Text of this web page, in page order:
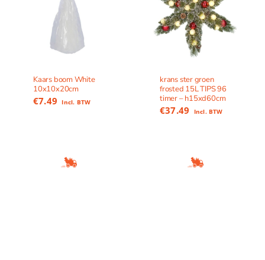
Kaars boom White
10x10x20cm
€7.49 Incl. BTW
krans ster groen
frosted 15L TIPS 96
timer – h15xd60cm
€37.49 Incl. BTW